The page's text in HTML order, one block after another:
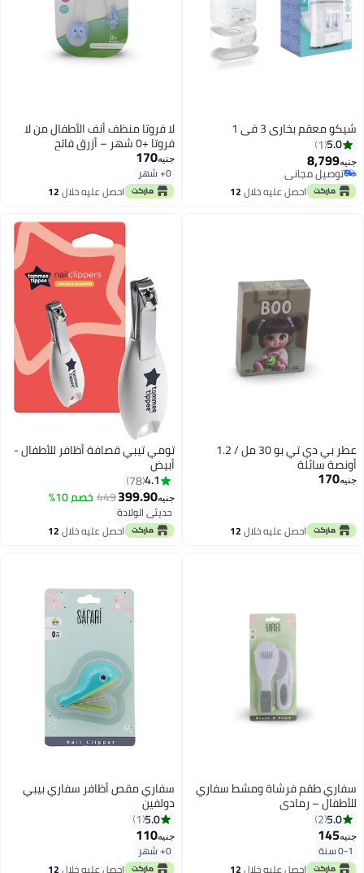
شيكو معقم بخاري 3 في 1
5.0
1
جنيه8,799
توصيل مجاني
توصيل مجانياحصل عليه خلال12
لا فروتا منظف ​​أنف الأطفال من لا
فروتا +0 شهر – أزرق فاتح
جنيه170
0+ شهر
احصل عليه خلال12
عطر بي دي تي بو 30 مل / 1.2
أونصة سائلة
جنيه170
احصل عليه خلال12
اغسطس
تومي تيبي قصافة أظافر للأطفال -
أبيض
4.1
78
جنيه399.90
449 خصم 10%
حديثي الولادة
احصل عليه خلال12
اغسطس
سفاري طقم فرشاة ومشط سفاري
للأطفال – رمادي
5.0
2
جنيه145
0-1 سنة
سفاري مقص أظافر سفاري بيبي
دولفين
5.0
1
جنيه110
0+ شهر